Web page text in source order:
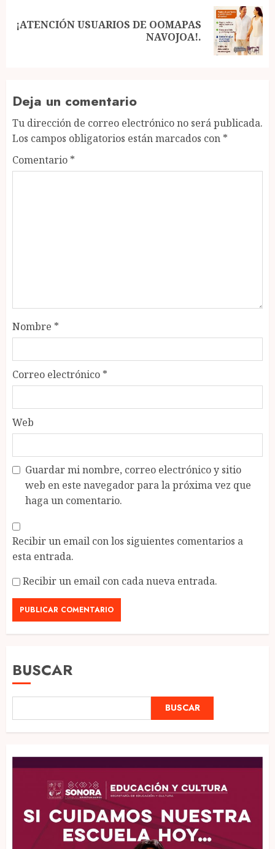
Next
¡ATENCIÓN USUARIOS DE OOMAPAS
NAVOJOA!.
Deja un comentario
Tu dirección de correo electrónico no será publicada.
Los campos obligatorios están marcados con *
Comentario *
Nombre *
Correo electrónico *
Web
Guardar mi nombre, correo electrónico y sitio
web en este navegador para la próxima vez que
haga un comentario.
Recibir un email con los siguientes comentarios a
esta entrada.
Recibir un email con cada nueva entrada.
BUSCAR
BUSCAR